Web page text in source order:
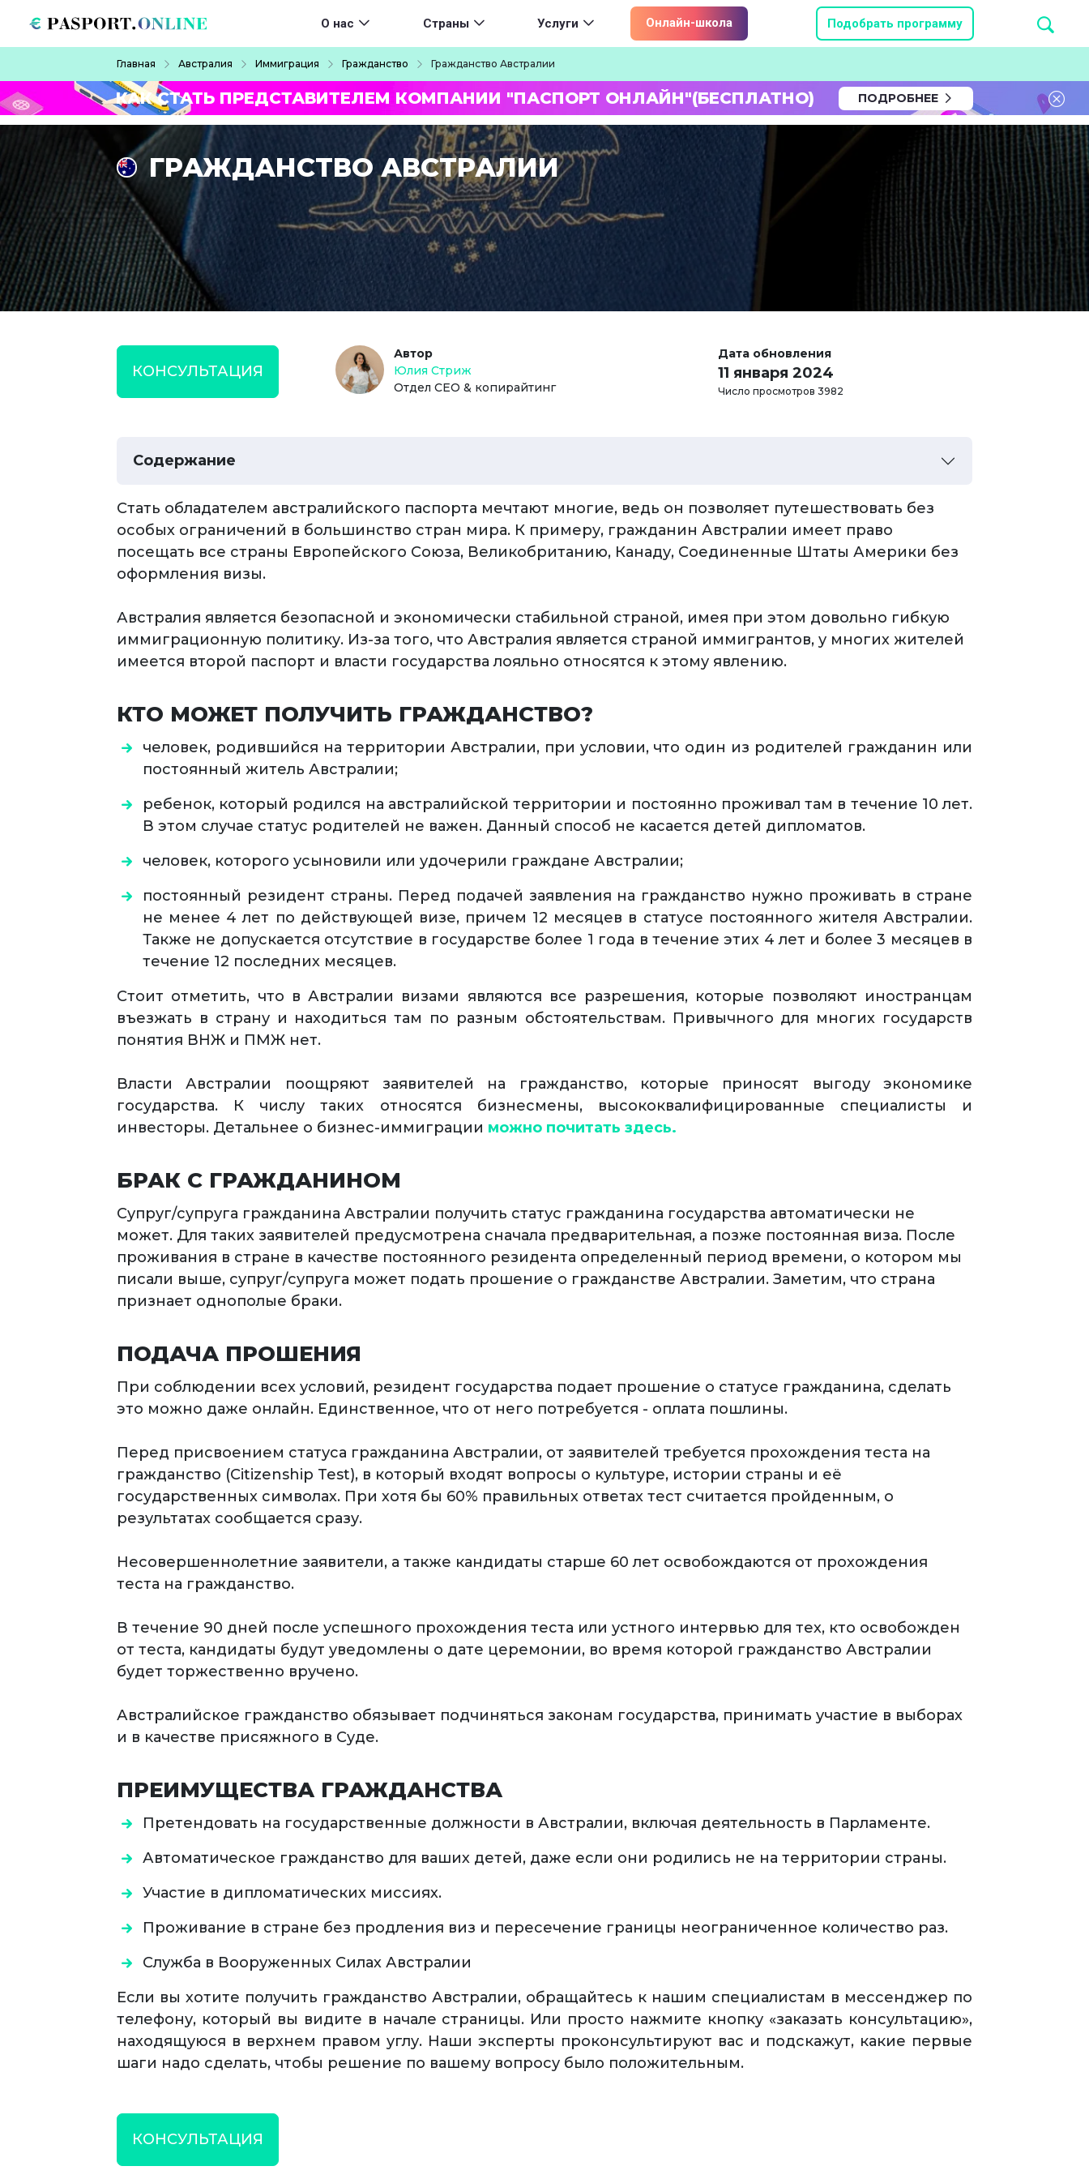
Main navigation
О нас Страны Услуги Онлайн-школа Подобрать программу
Главная Австралия Иммиграция Гражданство Гражданство Австралии
КАК СТАТЬ ПРЕДСТАВИТЕЛЕМ КОМПАНИИ "ПАСПОРТ ОНЛАЙН"(БЕСПЛАТНО) ПОДРОБНЕЕ
ГРАЖДАНСТВО АВСТРАЛИИ
КОНСУЛЬТАЦИЯ
Автор
Юлия Стриж
Отдел СЕО & копирайтинг
Дата обновления
11 января 2024
Число просмотров 3982
Содержание
Стать обладателем австралийского паспорта мечтают многие, ведь он позволяет путешествовать без
особых ограничений в большинство стран мира. К примеру, гражданин Австралии имеет право
посещать все страны Европейского Союза, Великобританию, Канаду, Соединенные Штаты Америки без
оформления визы.
Австралия является безопасной и экономически стабильной страной, имея при этом довольно гибкую
иммиграционную политику. Из-за того, что Австралия является страной иммигрантов, у многих жителей
имеется второй паспорт и власти государства лояльно относятся к этому явлению.
КТО МОЖЕТ ПОЛУЧИТЬ ГРАЖДАНСТВО?
человек, родившийся на территории Австралии, при условии, что один из родителей гражданин или
постоянный житель Австралии;
ребенок, который родился на австралийской территории и постоянно проживал там в течение 10 лет.
В этом случае статус родителей не важен. Данный способ не касается детей дипломатов.
человек, которого усыновили или удочерили граждане Австралии;
постоянный резидент страны. Перед подачей заявления на гражданство нужно проживать в стране
не менее 4 лет по действующей визе, причем 12 месяцев в статусе постоянного жителя Австралии.
Также не допускается отсутствие в государстве более 1 года в течение этих 4 лет и более 3 месяцев в
течение 12 последних месяцев.
Стоит отметить, что в Австралии визами являются все разрешения, которые позволяют иностранцам
въезжать в страну и находиться там по разным обстоятельствам. Привычного для многих государств
понятия ВНЖ и ПМЖ нет.
Власти Австралии поощряют заявителей на гражданство, которые приносят выгоду экономике
государства. К числу таких относятся бизнесмены, высококвалифицированные специалисты и
инвесторы. Детальнее о бизнес-иммиграции можно почитать здесь.
БРАК С ГРАЖДАНИНОМ
Супруг/супруга гражданина Австралии получить статус гражданина государства автоматически не
может. Для таких заявителей предусмотрена сначала предварительная, а позже постоянная виза. После
проживания в стране в качестве постоянного резидента определенный период времени, о котором мы
писали выше, супруг/супруга может подать прошение о гражданстве Австралии. Заметим, что страна
признает однополые браки.
ПОДАЧА ПРОШЕНИЯ
При соблюдении всех условий, резидент государства подает прошение о статусе гражданина, сделать
это можно даже онлайн. Единственное, что от него потребуется - оплата пошлины.
Перед присвоением статуса гражданина Австралии, от заявителей требуется прохождения теста на
гражданство (Citizenship Test), в который входят вопросы о культуре, истории страны и её
государственных символах. При хотя бы 60% правильных ответах тест считается пройденным, о
результатах сообщается сразу.
Несовершеннолетние заявители, а также кандидаты старше 60 лет освобождаются от прохождения
теста на гражданство.
В течение 90 дней после успешного прохождения теста или устного интервью для тех, кто освобожден
от теста, кандидаты будут уведомлены о дате церемонии, во время которой гражданство Австралии
будет торжественно вручено.
Австралийское гражданство обязывает подчиняться законам государства, принимать участие в выборах
и в качестве присяжного в Суде.
ПРЕИМУЩЕСТВА ГРАЖДАНСТВА
Претендовать на государственные должности в Австралии, включая деятельность в Парламенте.
Автоматическое гражданство для ваших детей, даже если они родились не на территории страны.
Участие в дипломатических миссиях.
Проживание в стране без продления виз и пересечение границы неограниченное количество раз.
Служба в Вооруженных Силах Австралии
Если вы хотите получить гражданство Австралии, обращайтесь к нашим специалистам в мессенджер по
телефону, который вы видите в начале страницы. Или просто нажмите кнопку «заказать консультацию»,
находящуюся в верхнем правом углу. Наши эксперты проконсультируют вас и подскажут, какие первые
шаги надо сделать, чтобы решение по вашему вопросу было положительным.
КОНСУЛЬТАЦИЯ